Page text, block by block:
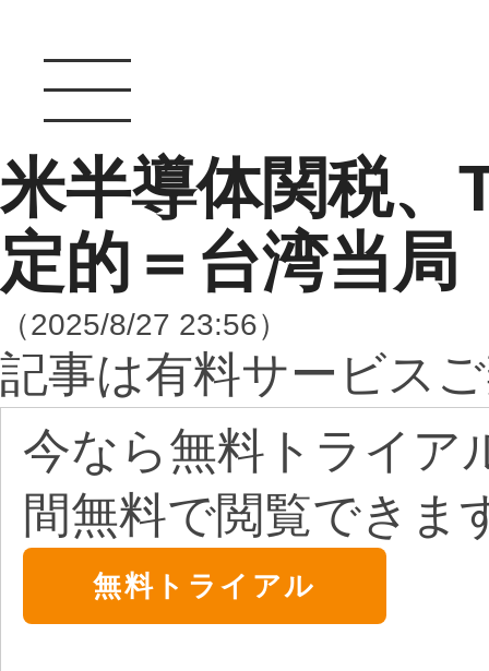
米半導体関税、
定的＝台湾当局
（2025/8/27 23:56）
記事は有料サービス
今なら無料トライア
間無料で閲覧できま
無料トライアル